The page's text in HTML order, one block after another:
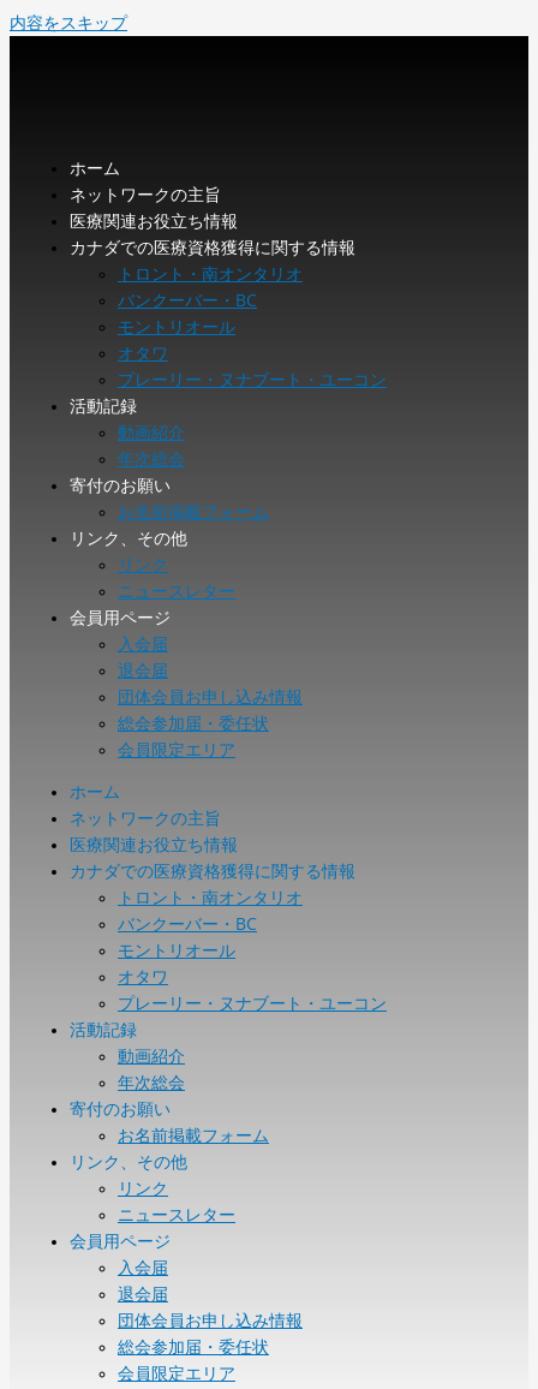
内容をスキップ
ホーム
ネットワークの主旨
医療関連お役立ち情報
カナダでの医療資格獲得に関する情報
トロント・南オンタリオ
バンクーバー・BC
モントリオール
オタワ
プレーリー・ヌナブート・ユーコン
活動記録
動画紹介
年次総会
寄付のお願い
お名前掲載フォーム
リンク、その他
リンク
ニュースレター
会員用ページ
入会届
退会届
団体会員お申し込み情報
総会参加届・委任状
会員限定エリア
ホーム
ネットワークの主旨
医療関連お役立ち情報
カナダでの医療資格獲得に関する情報
トロント・南オンタリオ
バンクーバー・BC
モントリオール
オタワ
プレーリー・ヌナブート・ユーコン
活動記録
動画紹介
年次総会
寄付のお願い
お名前掲載フォーム
リンク、その他
リンク
ニュースレター
会員用ページ
入会届
退会届
団体会員お申し込み情報
総会参加届・委任状
会員限定エリア